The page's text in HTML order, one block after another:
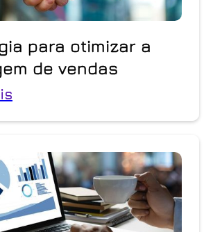
para otimizar a
de vendas